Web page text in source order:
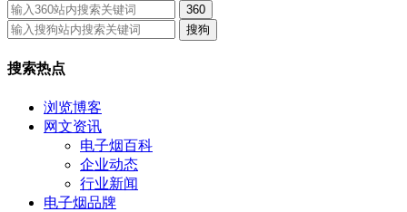
360
搜狗
搜索热点
浏览博客
网文资讯
电子烟百科
企业动态
行业新闻
电子烟品牌